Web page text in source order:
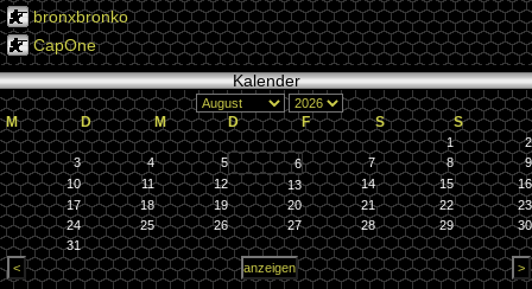
bronxbronko
CapOne
Kalender
M D M D F S S
1
2
3
4 5 6 7 8
9
10
11 12 13 14 15
16
17
18 19 20 21 22
23
24
25 26 27 28 29
30
31